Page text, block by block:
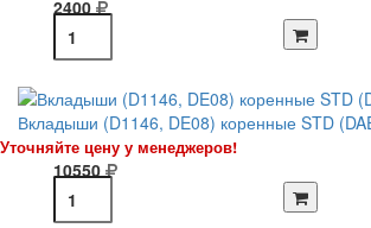
2400
Вкладыши (D1146, DE08) коренные STD
Уточняйте цену у менеджеров!
10550